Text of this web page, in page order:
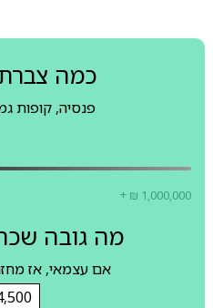
כמה
פנסיה, קופות
+ ₪ 1,000,000
מה גובה
אם עצמאי, אז